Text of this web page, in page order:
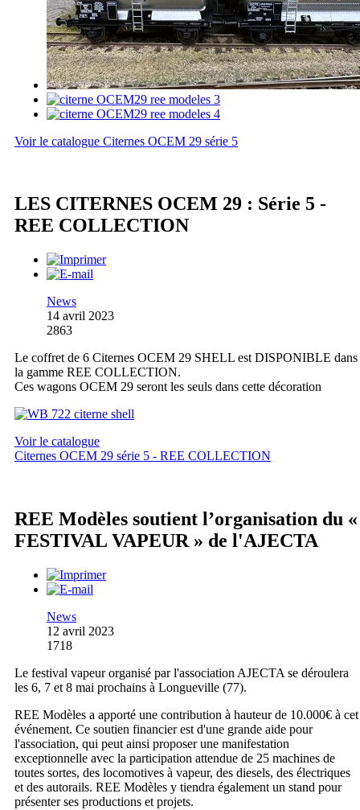
Voir le catalogue Citernes OCEM 29 série 5
LES CITERNES OCEM 29 : Série 5 -
REE COLLECTION
News
14 avril 2023
2863
Le coffret de 6 Citernes OCEM 29 SHELL est DISPONIBLE dans
la gamme REE COLLECTION.
Ces wagons OCEM 29 seront les seuls dans cette décoration
Voir le catalogue
Citernes OCEM 29 série 5 - REE COLLECTION
REE Modèles soutient l’organisation du «
FESTIVAL VAPEUR » de l'AJECTA
News
12 avril 2023
1718
Le festival vapeur organisé par l'association AJECTA se déroulera
les 6, 7 et 8 mai prochains à Longueville (77).
REE Modèles a apporté une contribution à hauteur de 10.000€ à cet
événement. Ce soutien financier est d'une grande aide pour
l'association, qui peut ainsi proposer une manifestation
exceptionnelle avec la participation attendue de 25 machines de
toutes sortes, des locomotives à vapeur, des diesels, des électriques
et des autorails. REE Modèles y tiendra également un stand pour
présenter ses productions et projets.